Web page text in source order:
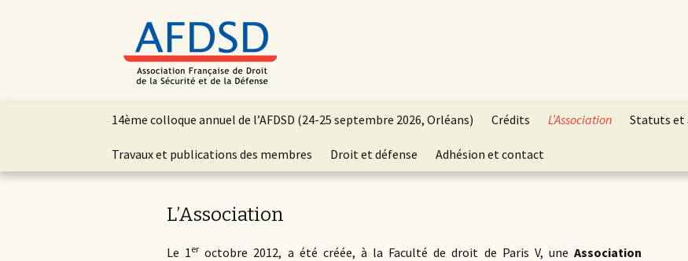
Aller
contenu
principal
14ème colloque annuel de l’AFDSD (24-25 septembre 2026, Orléans) Crédits L’Association Statuts
Travaux et publications des membres Droit et défense Adhésion et contact
L’Association
Le 1er octobre 2012, a été créée, à la Faculté de droit de Paris V, une Association